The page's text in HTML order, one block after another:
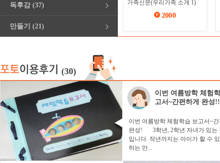
독후감 (37)
만들기 (21)
가족신문(우리가족 소개 1)
2000
(30)
이번 여름방학 체험
고서~간편하게 완성
이번 여름방학 체험학습 보고서~
완성! 3학년, 2학년 자녀가 있는
입니다. 작년까지는 아이가 할 수
하는 만...